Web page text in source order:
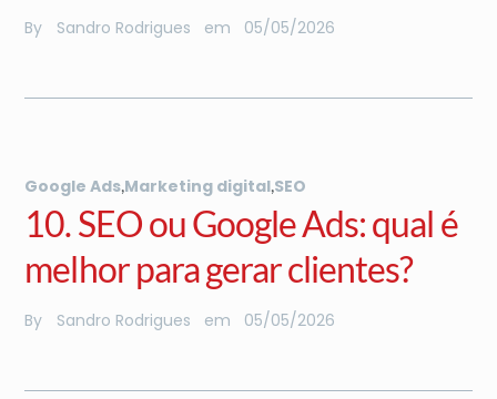
By Sandro Rodrigues em 05/05/2026
Google Ads,Marketing digital,SEO
10. SEO ou Google Ads: qual é
melhor para gerar clientes?
By Sandro Rodrigues em 05/05/2026